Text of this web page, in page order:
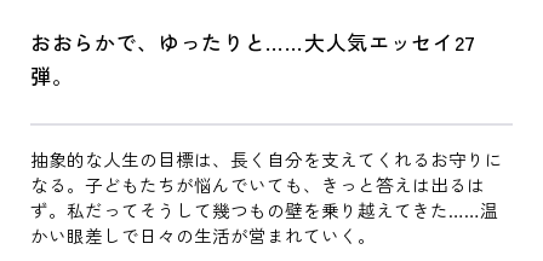
おおらかで、ゆったりと……大人気エッセイ27
弾。
抽象的な人生の目標は、長く自分を支えてくれるお守りに
なる。子どもたちが悩んでいても、きっと答えは出るは
ず。私だってそうして幾つもの壁を乗り越えてきた……温
かい眼差しで日々の生活が営まれていく。